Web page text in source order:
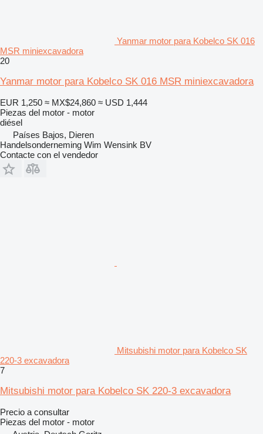
Yanmar motor para Kobelco SK 016
MSR miniexcavadora
20
Yanmar motor para Kobelco SK 016 MSR miniexcavadora
EUR 1,250 ≈ MX$24,860 ≈ USD 1,444
Piezas del motor - motor
diésel
Países Bajos, Dieren
Handelsonderneming Wim Wensink BV
Contacte con el vendedor
Mitsubishi motor para Kobelco SK
220-3 excavadora
7
Mitsubishi motor para Kobelco SK 220-3 excavadora
Precio a consultar
Piezas del motor - motor